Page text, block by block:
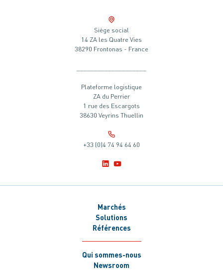
Siège social
14 ZA les Quatre Vies
38290 Frontonas - France
Plateforme logistique
ZA du Perrier
1 rue des Escargots
38630 Veyrins Thuellin
+33 (0)4 74 94 64 60
Marchés
Solutions
Références
Qui sommes-nous
Newsroom